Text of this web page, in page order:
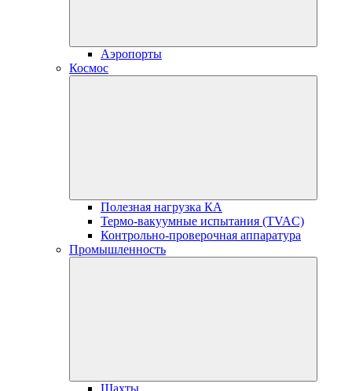
Аэропорты
Космос
Полезная нагрузка КА
Термо-вакуумные испытания (TVAC)
Контрольно-проверочная аппаратура
Промышленность
Шахты